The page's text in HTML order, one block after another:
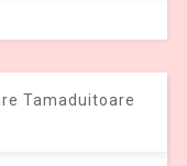
Tamaduitoare